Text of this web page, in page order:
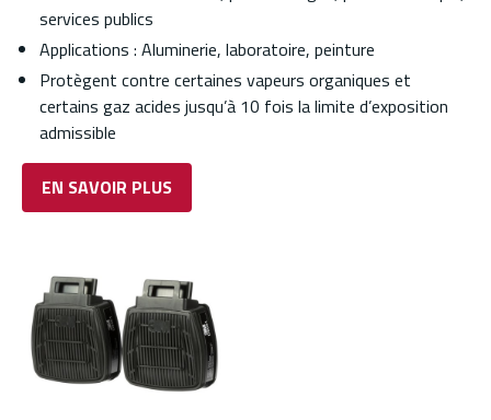
services publics
Applications : Aluminerie, laboratoire, peinture
Protègent contre certaines vapeurs organiques et
certains gaz acides jusqu’à 10 fois la limite d’exposition
admissible
EN SAVOIR PLUS